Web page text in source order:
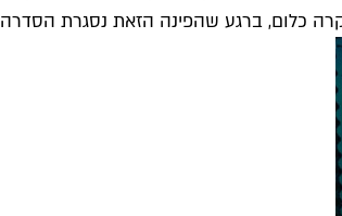
כלום, ברגע שהפינה הזאת נסגרת הסדרה